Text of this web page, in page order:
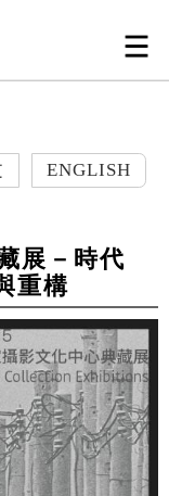
ENGLISH
展－時代
重構